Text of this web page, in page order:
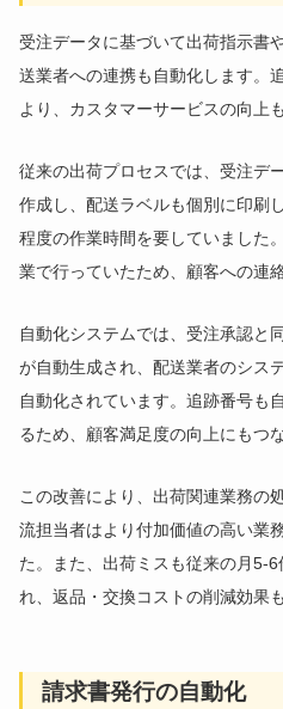
受注データに基づいて出荷指示書
送業者への連携も自動化します。
より、カスタマーサービスの向上
従来の出荷プロセスでは、受注デ
作成し、配送ラベルも個別に印刷
程度の作業時間を要していました
業で行っていたため、顧客への連
自動化システムでは、受注承認と
が自動生成され、配送業者のシス
自動化されています。追跡番号も
るため、顧客満足度の向上にもつ
この改善により、出荷関連業務の
流担当者はより付加価値の高い業
た。また、出荷ミスも従来の月5-
れ、返品・交換コストの削減効果
請求書発行の自動化